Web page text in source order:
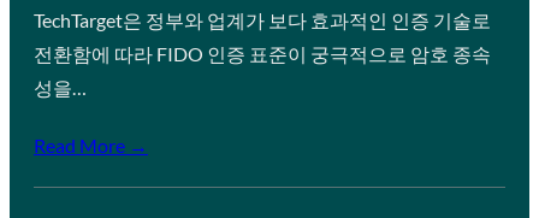
TechTarget은 정부와 업계가 보다 효과적인 인증 기술로
전환함에 따라 FIDO 인증 표준이 궁극적으로 암호 종속
성을…
Read More →